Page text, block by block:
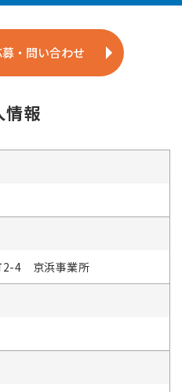
・問い合わせ
情報
2-4 京浜事業所